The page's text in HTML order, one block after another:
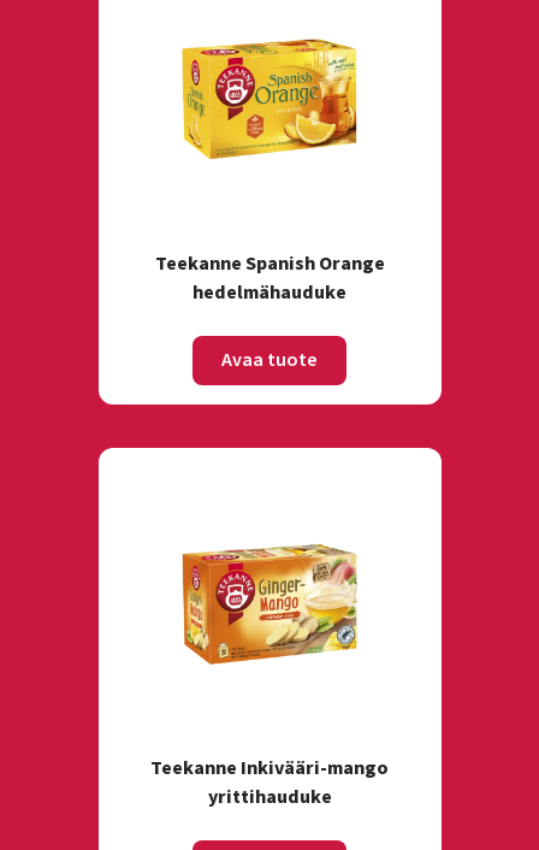
Teekanne Spanish Orange
hedelmähauduke
Avaa tuote
Teekanne Inkivääri-mango
yrittihauduke